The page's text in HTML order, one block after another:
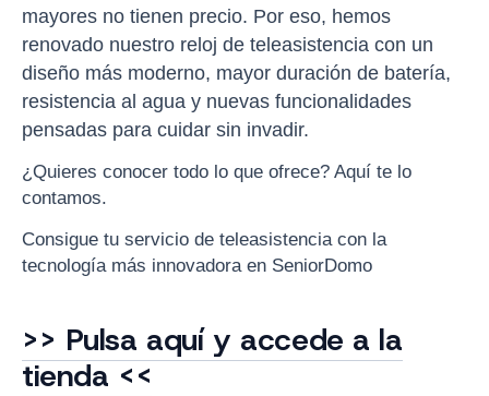
mayores no tienen precio. Por eso, hemos
renovado nuestro reloj de teleasistencia con un
diseño más moderno, mayor duración de batería,
resistencia al agua y nuevas funcionalidades
pensadas para cuidar sin invadir.
¿Quieres conocer todo lo que ofrece? Aquí te lo
contamos.
Consigue tu servicio de teleasistencia con la
tecnología más innovadora en SeniorDomo
>> Pulsa aquí y accede a la
tienda <<